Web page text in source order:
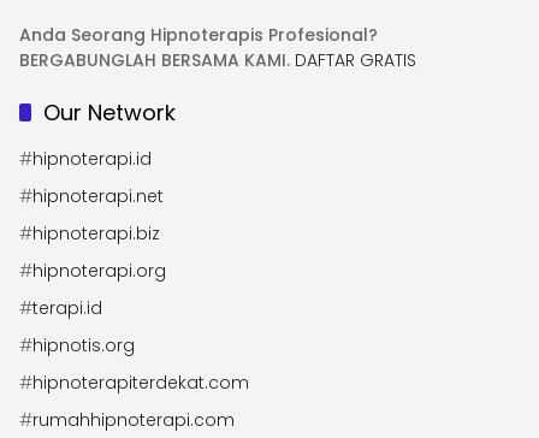
Anda Seorang Hipnoterapis Profesional?
BERGABUNGLAH BERSAMA KAMI. DAFTAR GRATIS
Our Network
#hipnoterapi.id
#hipnoterapi.net
#hipnoterapi.biz
#hipnoterapi.org
#terapi.id
#hipnotis.org
#hipnoterapiterdekat.com
#rumahhipnoterapi.com